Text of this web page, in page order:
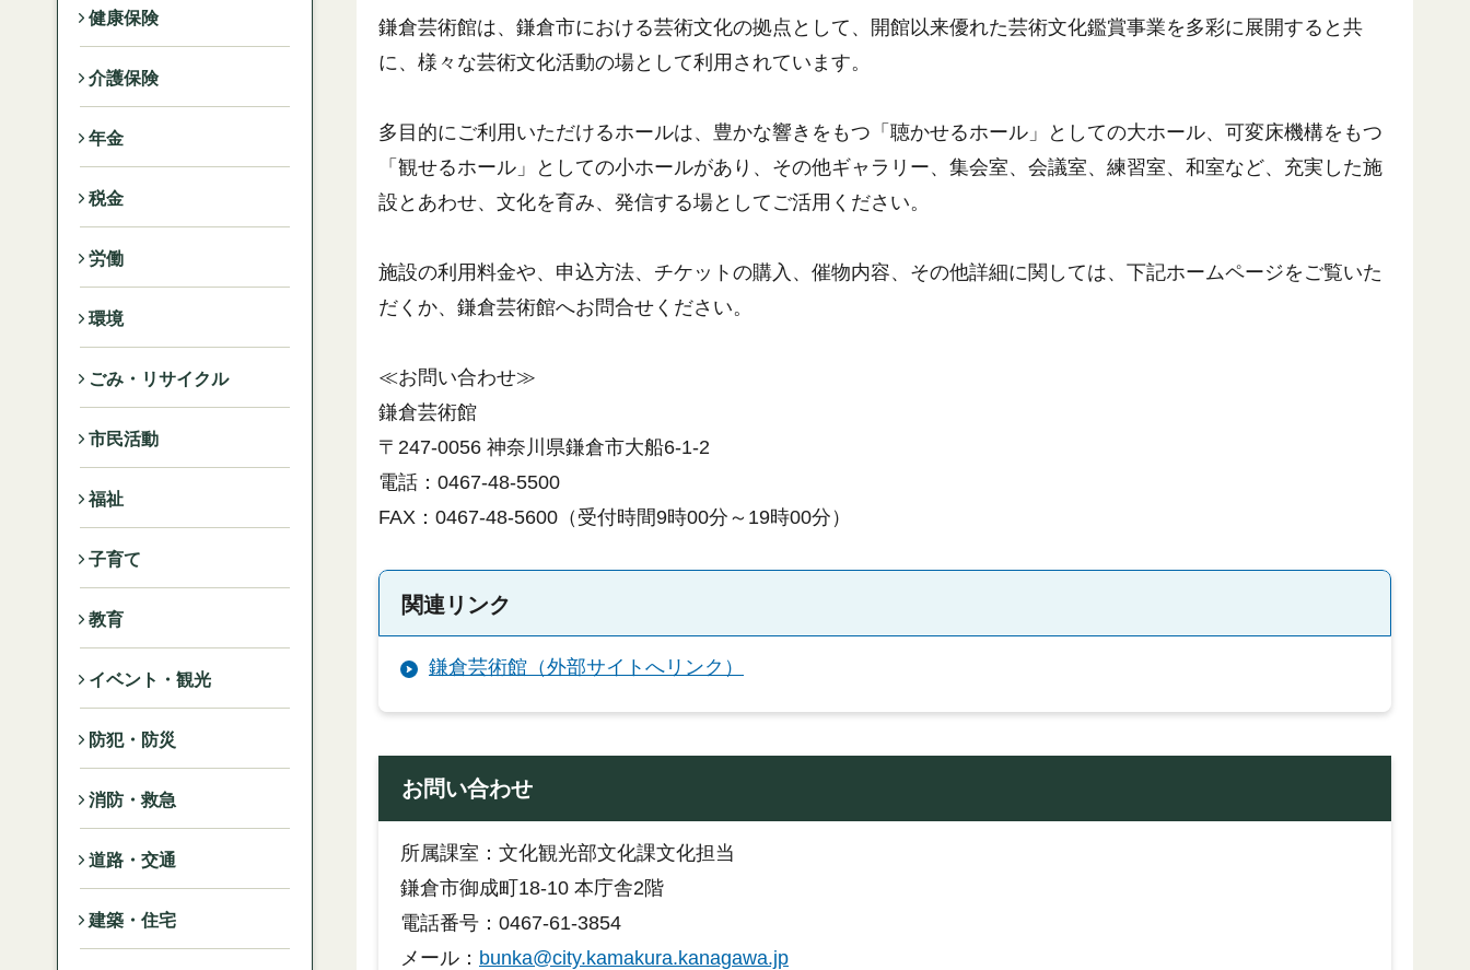
健康保険
介護保険
年金
税金
労働
環境
ごみ・リサイクル
市民活動
福祉
子育て
教育
イベント・観光
防犯・防災
消防・救急
道路・交通
建築・住宅
鎌倉芸術館は、鎌倉市における芸術文化の拠点として、開館以来優れた芸術文化鑑賞事業を多彩に展開すると共
に、様々な芸術文化活動の場として利用されています。
多目的にご利用いただけるホールは、豊かな響きをもつ「聴かせるホール」としての大ホール、可変床機構をもつ
「観せるホール」としての小ホールがあり、その他ギャラリー、集会室、会議室、練習室、和室など、充実した施
設とあわせ、文化を育み、発信する場としてご活用ください。
施設の利用料金や、申込方法、チケットの購入、催物内容、その他詳細に関しては、下記ホームページをご覧いた
だくか、鎌倉芸術館へお問合せください。
≪お問い合わせ≫
鎌倉芸術館
〒247-0056 神奈川県鎌倉市大船6-1-2
電話：0467-48-5500
FAX：0467-48-5600（受付時間9時00分～19時00分）
関連リンク
鎌倉芸術館（外部サイトへリンク）
お問い合わせ
所属課室：文化観光部文化課文化担当
鎌倉市御成町18-10 本庁舎2階
電話番号：0467-61-3854
メール： bunka@city.kamakura.kanagawa.jp